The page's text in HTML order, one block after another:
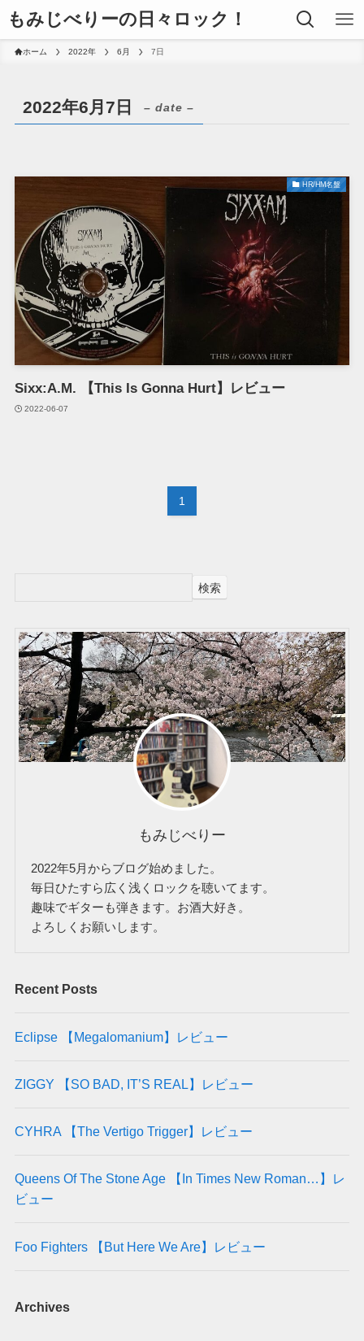
もみじべりーの日々ロック！
ホーム 2022年 6月 7日
2022年6月7日 – date –
HR/HM名盤
Sixx:A.M. 【This Is Gonna Hurt】レビュー
2022-06-07
1
検索
もみじべりー
2022年5月からブログ始めました。
毎日ひたすら広く浅くロックを聴いてます。
趣味でギターも弾きます。お酒大好き。
よろしくお願いします。
Recent Posts
Eclipse 【Megalomanium】レビュー
ZIGGY 【SO BAD, IT’S REAL】レビュー
CYHRA 【The Vertigo Trigger】レビュー
Queens Of The Stone Age 【In Times New Roman…】レ
ビュー
Foo Fighters 【But Here We Are】レビュー
Archives